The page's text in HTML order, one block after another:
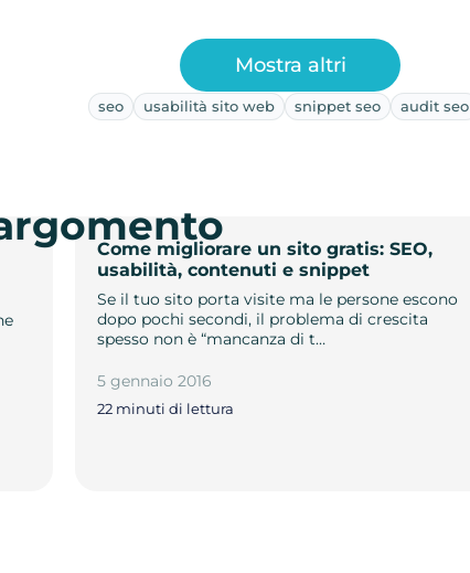
seo usabilità sito web snippet seo audit seo
Come migliorare un sito gratis: SEO,
usabilità, contenuti e snippet
Se il tuo sito porta visite ma le persone escono
dopo pochi secondi, il problema di crescita
spesso non è “mancanza di t…
5 gennaio 2016
22 minuti di lettura
Mostra altri